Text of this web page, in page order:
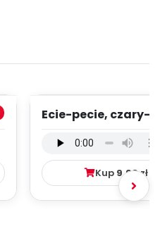
Ecie-pecie, czary-
mp3)
Kup 9.99zł